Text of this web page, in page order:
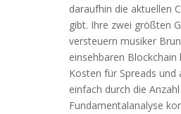
daraufhin die aktuellen
gibt. Ihre zwei größten
versteuern musiker
einsehbaren
Kosten für Spreads
einfach durch die
Fundamentalanalyse